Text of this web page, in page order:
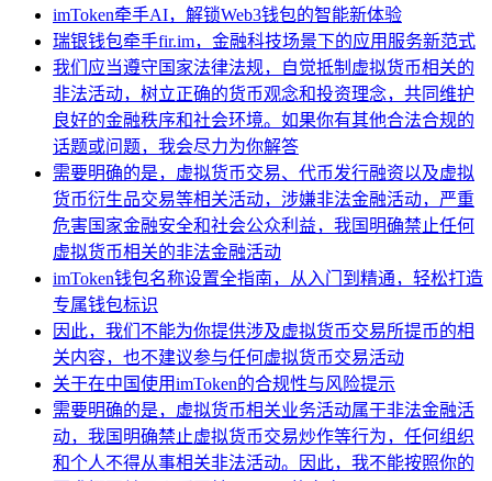
imToken牵手AI，解锁Web3钱包的智能新体验
瑞银钱包牵手fir.im，金融科技场景下的应用服务新范式
我们应当遵守国家法律法规，自觉抵制虚拟货币相关的
非法活动，树立正确的货币观念和投资理念，共同维护
良好的金融秩序和社会环境。如果你有其他合法合规的
话题或问题，我会尽力为你解答
需要明确的是，虚拟货币交易、代币发行融资以及虚拟
货币衍生品交易等相关活动，涉嫌非法金融活动，严重
危害国家金融安全和社会公众利益，我国明确禁止任何
虚拟货币相关的非法金融活动
imToken钱包名称设置全指南，从入门到精通，轻松打造
专属钱包标识
因此，我们不能为你提供涉及虚拟货币交易所提币的相
关内容，也不建议参与任何虚拟货币交易活动
关于在中国使用imToken的合规性与风险提示
需要明确的是，虚拟货币相关业务活动属于非法金融活
动，我国明确禁止虚拟货币交易炒作等行为，任何组织
和个人不得从事相关非法活动。因此，我不能按照你的